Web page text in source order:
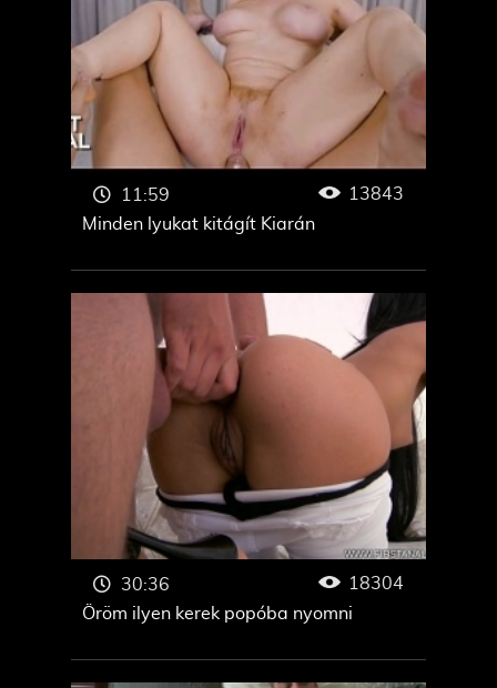
Minden lyukat kitágít Kiarán
11:59 13843
Öröm ilyen kerek popóba nyomni
30:36 18304